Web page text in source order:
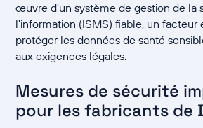
œuvre d'un système de gestion de la
l'information (ISMS) fiable, un facteur
protéger les données de santé
aux exigences légales.
Mesures de sécurité
pour les fabricants de